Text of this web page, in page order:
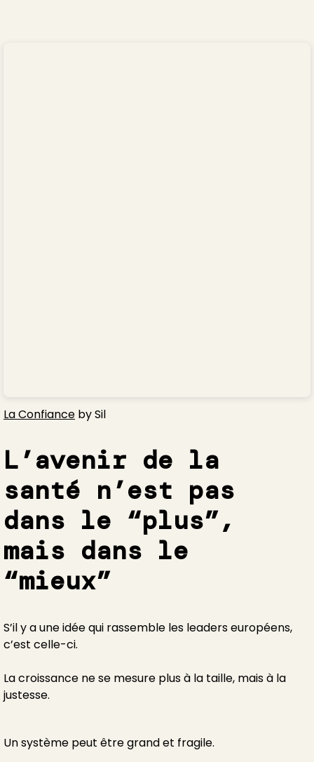
La Confiance by Sil
L’avenir de la
santé n’est pas
dans le “plus”,
mais dans le
“mieux”
S’il y a une idée qui rassemble les leaders européens,
c’est celle-ci.
La croissance ne se mesure plus à la taille, mais à la
justesse.
Un système peut être grand et fragile.